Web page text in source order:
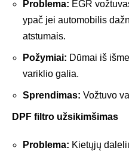
Problema: EGR
ypač jei automobilis
atstumais.
Požymiai: Dūmai iš
variklio galia.
Sprendimas: Vožtuvo
DPF filtro užsikimšimas
Problema: Kietųjų